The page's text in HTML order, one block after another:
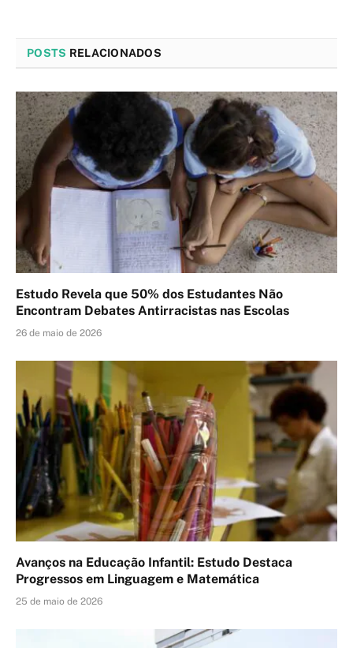
POSTS RELACIONADOS
Estudo Revela que 50% dos Estudantes Não
Encontram Debates Antirracistas nas Escolas
26 de maio de 2026
Avanços na Educação Infantil: Estudo Destaca
Progressos em Linguagem e Matemática
25 de maio de 2026